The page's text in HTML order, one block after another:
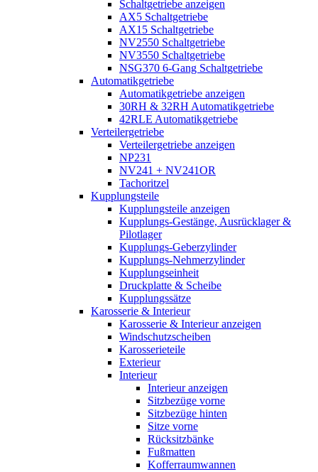
Schaltgetriebe anzeigen
AX5 Schaltgetriebe
AX15 Schaltgetriebe
NV2550 Schaltgetriebe
NV3550 Schaltgetriebe
NSG370 6-Gang Schaltgetriebe
Automatikgetriebe
Automatikgetriebe anzeigen
30RH & 32RH Automatikgetriebe
42RLE Automatikgetriebe
Verteilergetriebe
Verteilergetriebe anzeigen
NP231
NV241 + NV241OR
Tachoritzel
Kupplungsteile
Kupplungsteile anzeigen
Kupplungs-Gestänge, Ausrücklager &
Pilotlager
Kupplungs-Geberzylinder
Kupplungs-Nehmerzylinder
Kupplungseinheit
Druckplatte & Scheibe
Kupplungssätze
Karosserie & Interieur
Karosserie & Interieur anzeigen
Windschutzscheiben
Karosserieteile
Exterieur
Interieur
Interieur anzeigen
Sitzbezüge vorne
Sitzbezüge hinten
Sitze vorne
Rücksitzbänke
Fußmatten
Kofferraumwannen